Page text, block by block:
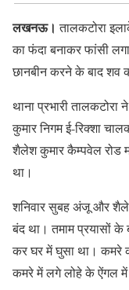
लखनऊ। तालकटोरा
का फंदा बनाकर फांसी
छानबीन करने के बाद शव
थाना प्रभारी तालकटोरा
कुमार निगम ई-रिक्शा
शैलेश कुमार कैम्पवेल रोड
था।
शनिवार सुबह अंजू और
बंद था। तमाम प्रयासों के
कर घर में घुसा था। कमरे
कमरे में लगे लोहे के ऐंगल